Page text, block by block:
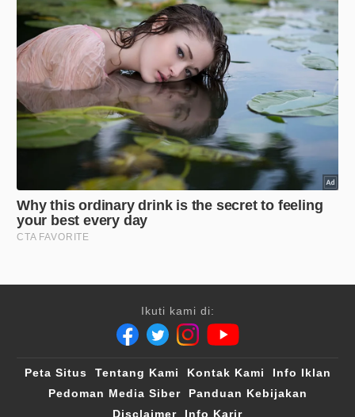
Ikuti kami di:
Peta Situs Tentang Kami Kontak Kami
Info Iklan
Pedoman Media Siber
Panduan Kebijakan
Disclaimer
Info Karir